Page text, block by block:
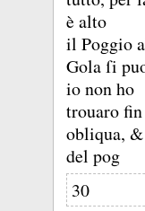
è alto
il Poggio
Gola ſi
io non ho
trouaro
obliqua, &
del pog
30